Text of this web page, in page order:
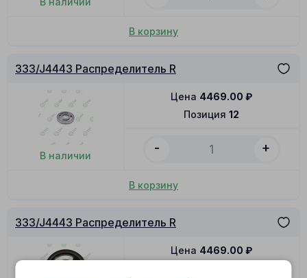
В корзину
333/J4443 Распределитель R
В наличии
Позиция 12
Цена 4469.00 ₽
- +
В корзину
333/J4443 Распределитель R
Цена 4469.00 ₽